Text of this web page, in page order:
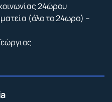
24ώρου
(όλο το 24ωρο) –